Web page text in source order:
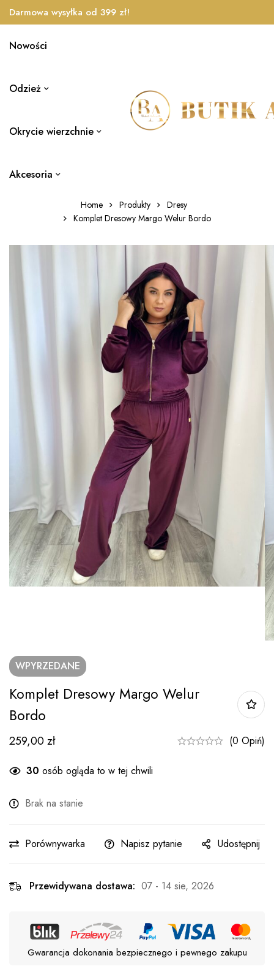
Darmowa wysyłka od 399 zł!
Nowości
Odzież
Okrycie wierzchnie
Akcesoria
Home Produkty
Dresy
Komplet Dresowy Margo Welur Bordo
WPYRZEDANE
Komplet Dresowy Margo Welur
Bordo
259,00zł (0 Opiń)
30 osób ogląda to w tej chwili
Brak na stanie
Porównywarka Napisz pytanie Udostępnij
Przewidywana dostawa: 07 - 14 sie, 2026
Gwarancja dokonania bezpiecznego i pewnego zakupu